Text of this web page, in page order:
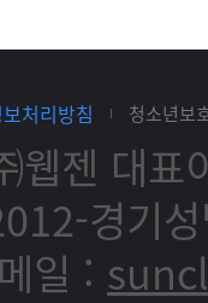
처리방침 청소년보
웹젠 대표
경기
일 :